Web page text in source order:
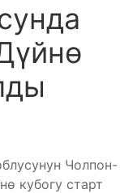
Чолпон-
кубогу старт